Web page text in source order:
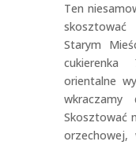
Ten
Starym
cukierenka
orientalne
wkraczamy
Skosztować